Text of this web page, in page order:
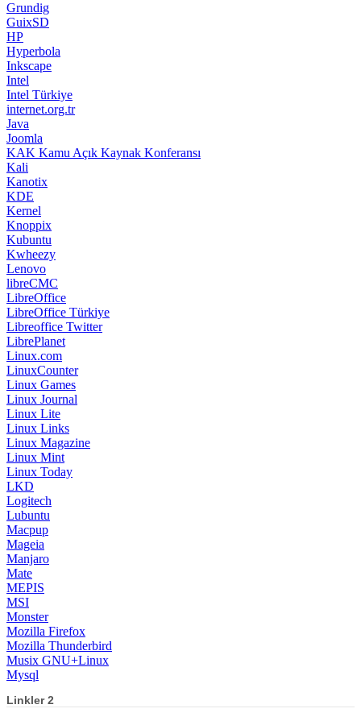
Grundig
GuixSD
HP
Hyperbola
Inkscape
Intel
Intel Türkiye
internet.org.tr
Java
Joomla
KAK Kamu Açık Kaynak Konferansı
Kali
Kanotix
KDE
Kernel
Knoppix
Kubuntu
Kwheezy
Lenovo
libreCMC
LibreOffice
LibreOffice Türkiye
Libreoffice Twitter
LibrePlanet
Linux.com
LinuxCounter
Linux Games
Linux Journal
Linux Lite
Linux Links
Linux Magazine
Linux Mint
Linux Today
LKD
Logitech
Lubuntu
Macpup
Mageia
Manjaro
Mate
MEPIS
MSI
Monster
Mozilla Firefox
Mozilla Thunderbird
Musix GNU+Linux
Mysql
Linkler 2